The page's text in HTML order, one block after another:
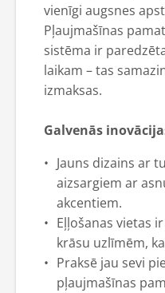
vienīgi augsnes
Pļaujmašīnas
sistēma ir
laikam – tas
izmaksas.
Galvenās
Jauns dizains ar
aizsargiem ar
akcentiem.
Eļļošanas vietas
krāsu uzlīmēm,
Praksē jau sevi
pļaujmašīnas